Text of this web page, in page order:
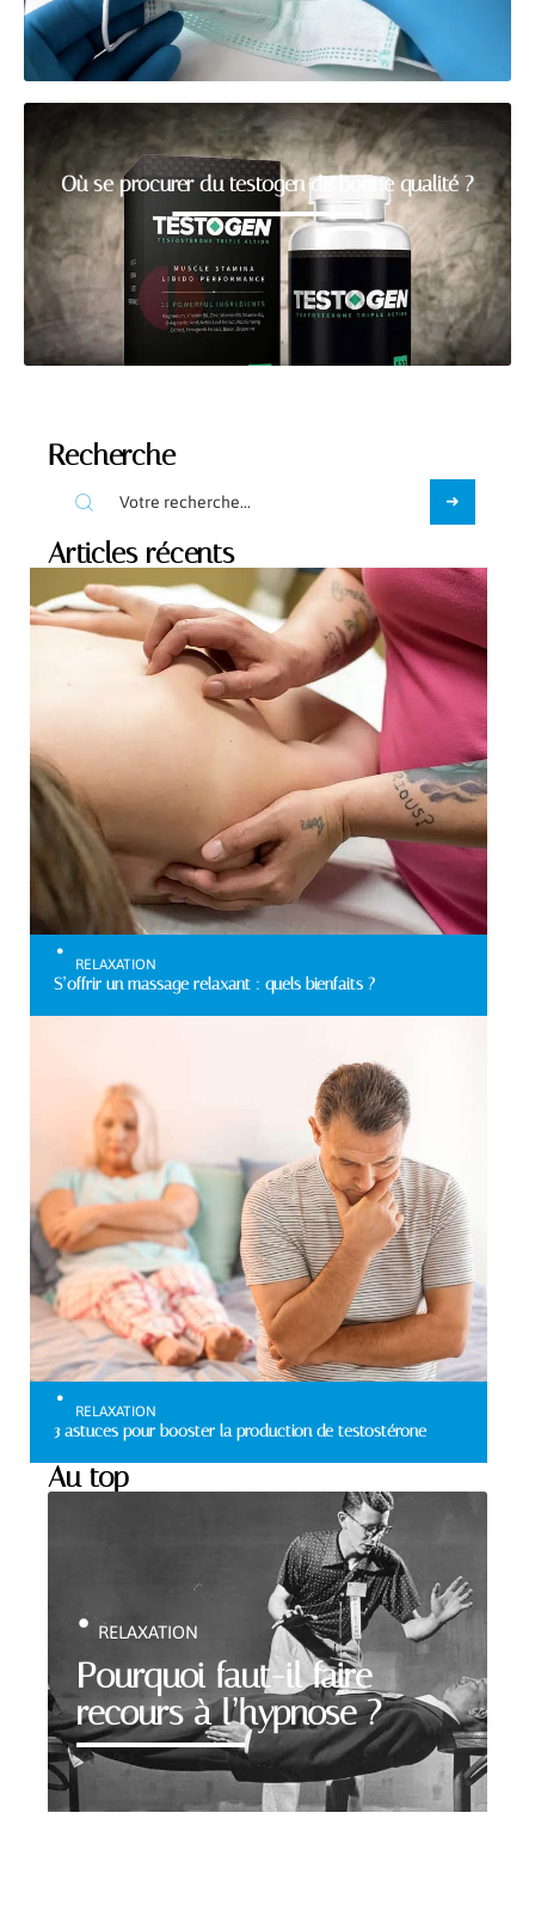
Où se procurer du testogen de bonne qualité ?
Recherche
Articles récents
RELAXATION
S’offrir un massage relaxant : quels bienfaits ?
RELAXATION
3 astuces pour booster la production de testostérone
Au top
Pourquoi faut-il faire
recours à l’hypnose ?
RELAXATION